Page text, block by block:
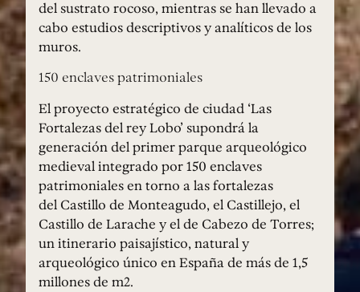
del sustrato rocoso, mientras se han llevado a
cabo estudios descriptivos y analíticos de los
muros.
150 enclaves patrimoniales
El proyecto estratégico de ciudad ‘Las
Fortalezas del rey Lobo’ supondrá la
generación del primer parque arqueológico
medieval integrado por 150 enclaves
patrimoniales en torno a las fortalezas
del Castillo de Monteagudo, el Castillejo, el
Castillo de Larache y el de Cabezo de Torres;
un itinerario paisajístico, natural y
arqueológico único en España de más de 1,5
millones de m2.